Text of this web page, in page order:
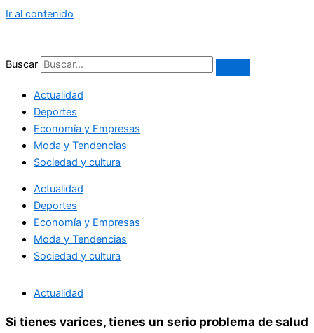
Ir al contenido
Buscar
Actualidad
Deportes
Economía y Empresas
Moda y Tendencias
Sociedad y cultura
Actualidad
Deportes
Economía y Empresas
Moda y Tendencias
Sociedad y cultura
Actualidad
Si tienes varices, tienes un serio problema de salud